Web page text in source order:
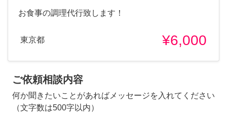
お食事の調理代行致します！
東京都 ¥6,000
ご依頼相談内容
何か聞きたいことがあればメッセージを入れてください
（文字数は500字以内）